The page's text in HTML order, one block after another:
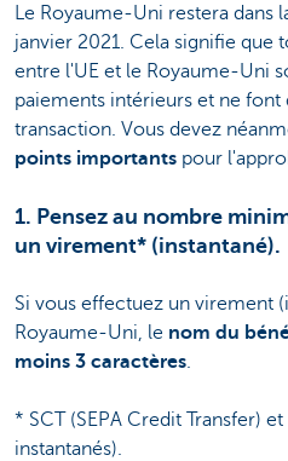
Le Royaume-Uni restera dans
janvier 2021. Cela signifie que
entre l'UE et le Royaume-Uni
paiements intérieurs et ne font
transaction. Vous devez
points importants pour
1. Pensez au nombre
un virement* (instantané).
Si vous effectuez un virement
Royaume-Uni, le nom du
moins 3 caractères.
* SCT (SEPA Credit Transfer)
instantanés).